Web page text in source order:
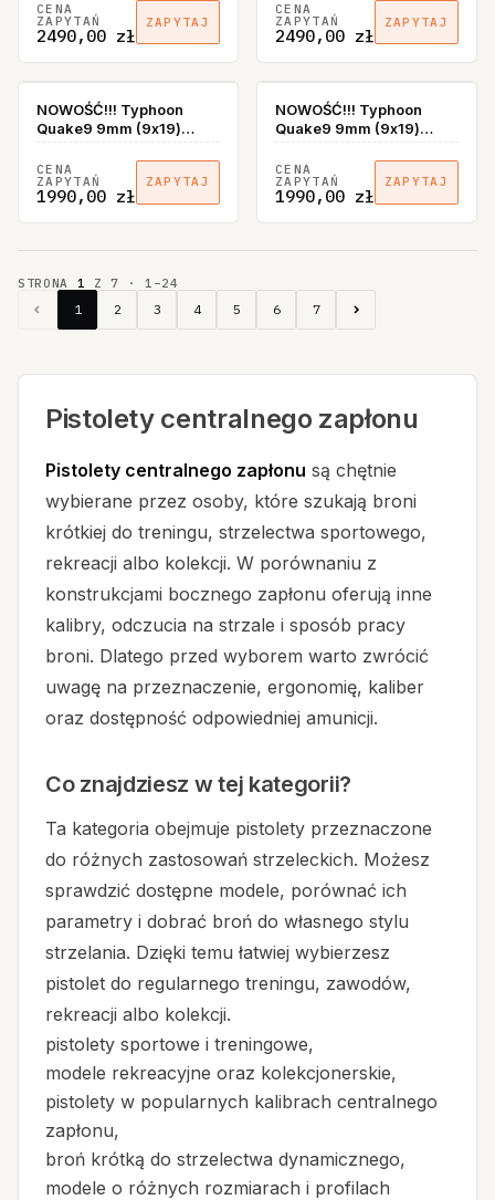
CENA
ZAPYTAŃ
2490,00 zł
ZAPYTAJ
CENA
ZAPYTAŃ
2490,00 zł
ZAPYTAJ
NOWOŚĆ!!! Typhoon
Quake9 9mm (9х19)
kolor Bronze
CENA
ZAPYTAŃ
1990,00 zł
ZAPYTAJ
NOWOŚĆ!!! Typhoon
Quake9 9mm (9х19)
kolor FDE
CENA
ZAPYTAŃ
1990,00 zł
ZAPYTAJ
STRONA 1 Z7 · 1 –24
1 2 3 4 5 6 7
Pistolety centralnego zapłonu
Pistolety centralnego zapłonu są chętnie
wybierane przez osoby, które szukają broni
krótkiej do treningu, strzelectwa sportowego,
rekreacji albo kolekcji. W porównaniu z
konstrukcjami bocznego zapłonu oferują inne
kalibry, odczucia na strzale i sposób pracy
broni. Dlatego przed wyborem warto zwrócić
uwagę na przeznaczenie, ergonomię, kaliber
oraz dostępność odpowiedniej amunicji.
Co znajdziesz w tej kategorii?
Ta kategoria obejmuje pistolety przeznaczone
do różnych zastosowań strzeleckich. Możesz
sprawdzić dostępne modele, porównać ich
parametry i dobrać broń do własnego stylu
strzelania. Dzięki temu łatwiej wybierzesz
pistolet do regularnego treningu, zawodów,
rekreacji albo kolekcji.
pistolety sportowe i treningowe,
modele rekreacyjne oraz kolekcjonerskie,
pistolety w popularnych kalibrach centralnego
zapłonu,
broń krótką do strzelectwa dynamicznego,
modele o różnych rozmiarach i profilach